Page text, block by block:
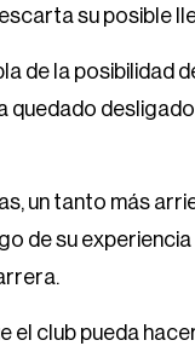
su posible
de la posibilidad
quedado
un tanto más
de su
el club pueda